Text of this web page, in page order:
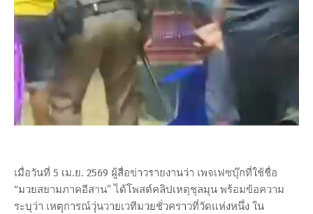
เมื่อวันที่ 5 เม.ย. 2569 ผู้สื่อข่าวรายงานว่า เพจเฟซบุ๊กที่ใช้ชื่อ
“มวยสยามภาคอีสาน” ได้โพสต์คลิปเหตุชุลมุน พร้อมข้อความ
ระบุว่า เหตุการณ์วุ่นวายเวทีมวยชั่วคราวที่วัดแห่งหนึ่ง ใน